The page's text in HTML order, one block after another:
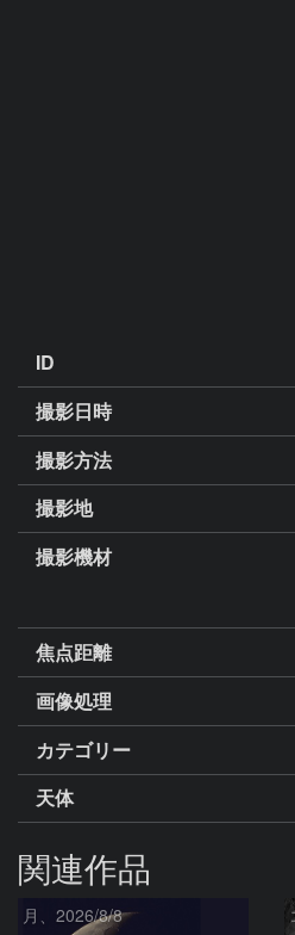
ID
撮影日時
撮影方法
撮影地
撮影機材
焦点距離
画像処理
カテゴリー
天体
関連作品
月、2026/8/8